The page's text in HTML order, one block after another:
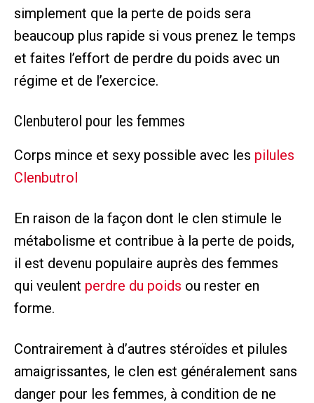
simplement que la perte de poids sera
beaucoup plus rapide si vous prenez le temps
et faites l’effort de perdre du poids avec un
régime et de l’exercice.
Clenbuterol pour les femmes
Corps mince et sexy possible avec les pilules
Clenbutrol
En raison de la façon dont le clen stimule le
métabolisme et contribue à la perte de poids,
il est devenu populaire auprès des femmes
qui veulent perdre du poids ou rester en
forme.
Contrairement à d’autres stéroïdes et pilules
amaigrissantes, le clen est généralement sans
danger pour les femmes, à condition de ne